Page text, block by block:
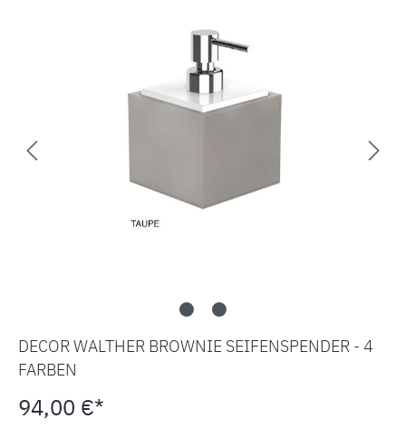
DECOR WALTHER BROWNIE SEIFENSPENDER - 4
FARBEN
94,00 €*